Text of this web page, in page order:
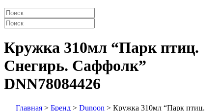
Кружка 310мл “Парк птиц.
Снегирь. Саффолк”
DNN78084426
Главная> Бренд> Dunoon > Кружка 310мл “Парк птиц.